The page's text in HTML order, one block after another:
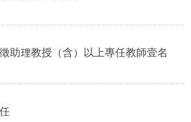
助理教授（含）以上專任教師壹名